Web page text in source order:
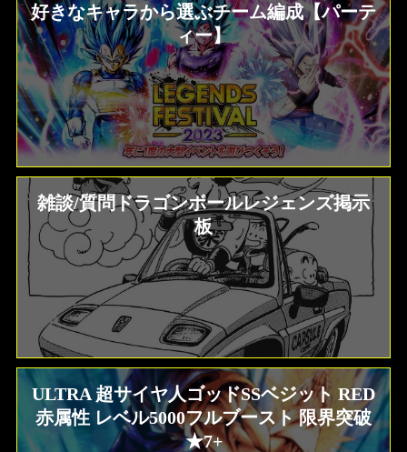
好きなキャラから選ぶチーム編成【パーテ
ィー】
雑談/質問ドラゴンボールレジェンズ掲示
板
ULTRA 超サイヤ人ゴッドSSベジット RED
赤属性 レベル5000フルブースト 限界突破
★7+